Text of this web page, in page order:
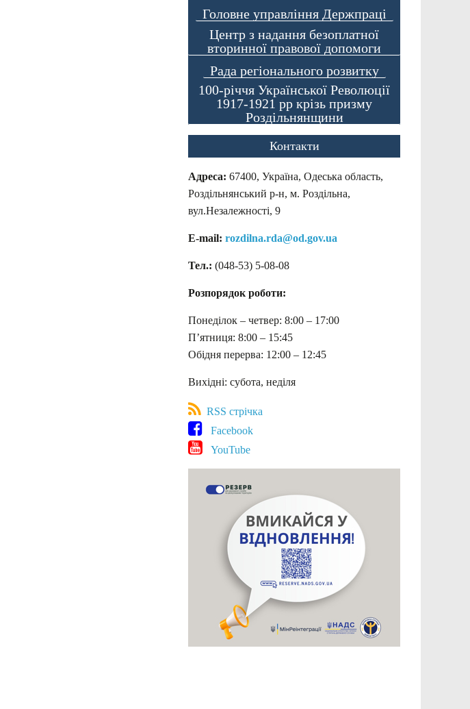
Головне управління Держпраці
Центр з надання безоплатної
вторинної правової допомоги
Рада регіонального розвитку
100-річчя Української Революції
1917-1921 рр крізь призму
Роздільнянщини
Контакти
Адреса: 67400, Україна, Одеська область,
Роздільнянський р-н, м. Роздільна,
вул.Незалежності, 9
E-mail: rozdilna.rda@od.gov.ua
Тел.: (048-53) 5-08-08
Розпорядок роботи:
Понеділок – четвер: 8:00 – 17:00
П’ятниця: 8:00 – 15:45
Обідня перерва: 12:00 – 12:45
Вихідні: субота, неділя
RSS стрічка
Facebook
YouTube